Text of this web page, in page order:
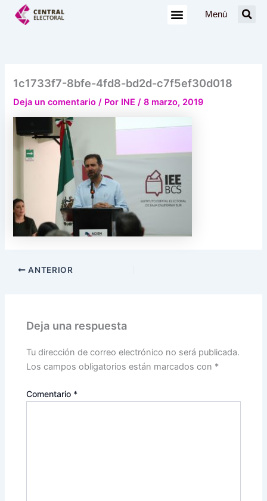
Menú
1c1733f7-8bfe-4fd8-bd2d-c7f5ef30d018
Deja un comentario / Por INE/8 marzo, 2019
ANTERIOR
Deja una respuesta
Tu dirección de correo electrónico no será publicada.
Los campos obligatorios están marcados con *
Comentario *